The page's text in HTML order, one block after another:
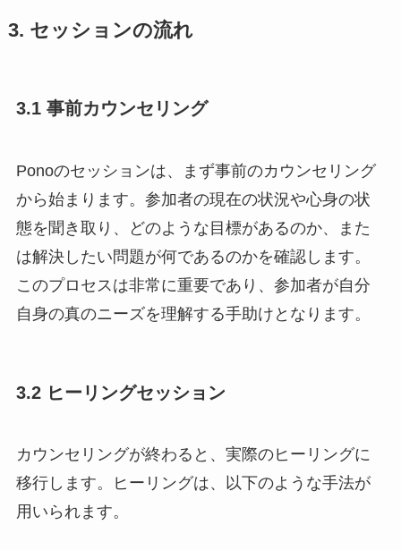
3. セッションの流れ
3.1 事前カウンセリング
Ponoのセッションは、まず事前のカウンセリング
から始まります。参加者の現在の状況や心身の状
態を聞き取り、どのような目標があるのか、また
は解決したい問題が何であるのかを確認します。
このプロセスは非常に重要であり、参加者が自分
自身の真のニーズを理解する手助けとなります。
3.2 ヒーリングセッション
カウンセリングが終わると、実際のヒーリングに
移行します。ヒーリングは、以下のような手法が
用いられます。